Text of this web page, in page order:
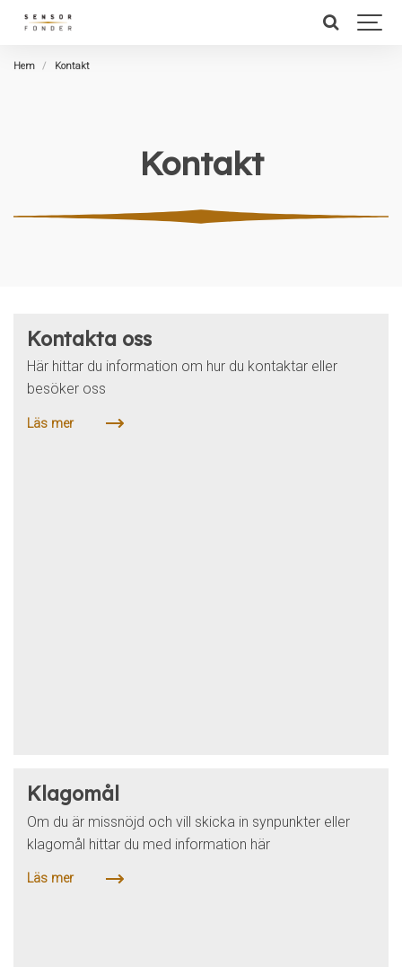
Hem Kontakt
Kontakt
Kontakta oss
Här hittar du information om hur du kontaktar eller
besöker oss
Läs mer
Klagomål
Om du är missnöjd och vill skicka in synpunkter eller
klagomål hittar du med information här
Läs mer